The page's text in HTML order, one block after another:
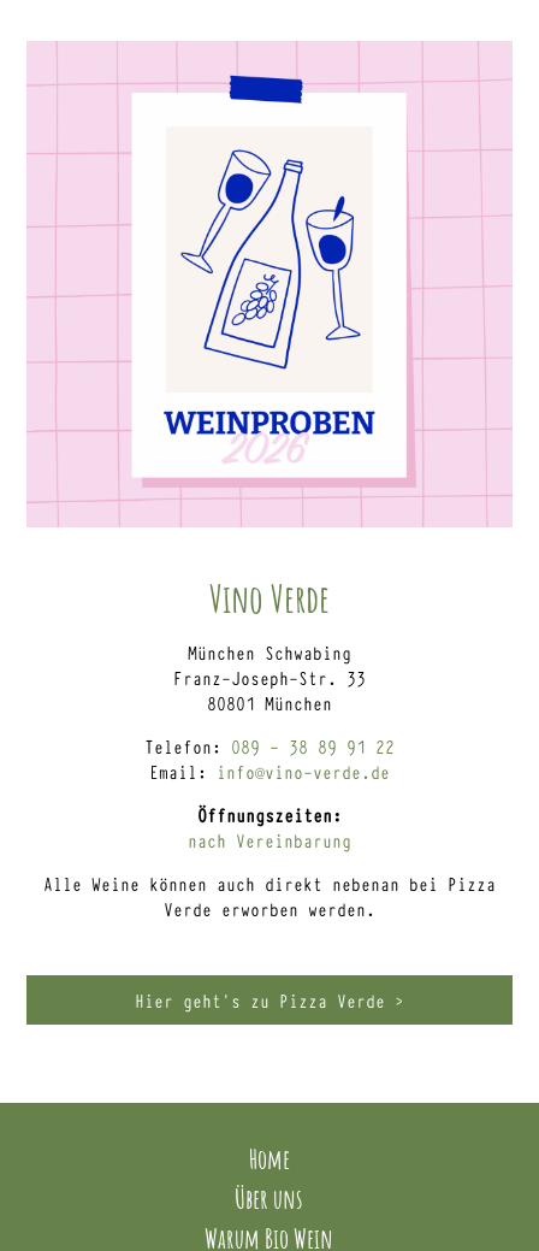
Vino Verde
München Schwabing
Franz-Joseph-Str. 33
80801 München
Telefon: 089 – 38 89 91 22
Email: info@vino-verde.de
Öffnungszeiten:
nach Vereinbarung
Alle Weine können auch direkt nebenan bei Pizza
Verde erworben werden.
Hier geht’s zu Pizza Verde >
Home
Über uns
Warum Bio Wein